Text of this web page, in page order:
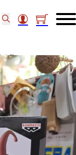
布歐 89722